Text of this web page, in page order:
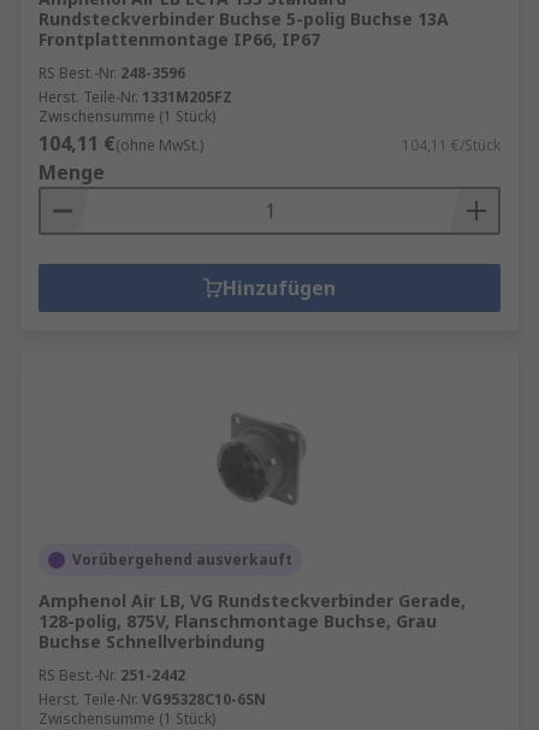
Rundsteckverbinder Buchse 5-polig Buchse 13A
Frontplattenmontage IP66, IP67
RS Best.-Nr. 248-3596
Herst. Teile-Nr. 1331M205FZ
Zwischensumme (1 Stück)
104,11 €(ohne MwSt.) 104,11 €/Stück
Menge
Hinzufügen
Vorübergehend ausverkauft
Amphenol Air LB, VG Rundsteckverbinder Gerade,
128-polig, 875V, Flanschmontage Buchse, Grau
Buchse Schnellverbindung
RS Best.-Nr. 251-2442
Herst. Teile-Nr. VG95328C10-6SN
Zwischensumme (1 Stück)